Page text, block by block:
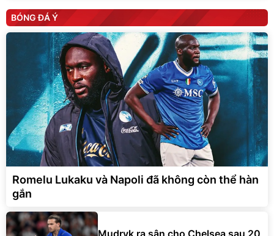
BÓNG ĐÁ Ý
Romelu Lukaku và Napoli đã không còn thể hàn
gắn